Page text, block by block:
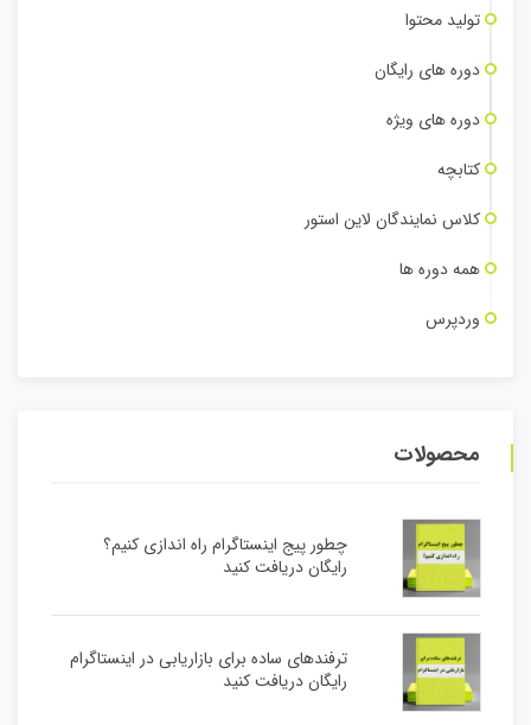
تولید محتوا
دوره های رایگان
دوره های ویژه
کتابچه
کلاس نمایندگان لاین استور
همه دوره ها
وردپرس
محصولات
چطور پیج اینستاگرام راه اندازی کنیم؟
رایگان دریافت کنید
ترفندهای ساده برای بازاریابی در اینستاگرام
رایگان دریافت کنید